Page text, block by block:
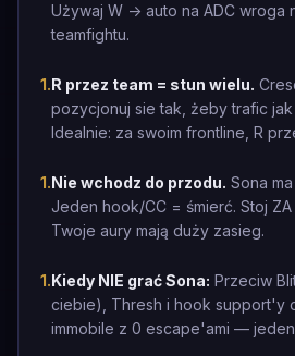
Używaj W -> auto na ADC wroga
teamfightu.
1.R przez team = stun wielu.
pozycjonuj sie tak, żeby trafic
Idealnie: za swoim frontline, R
1.Nie wchodz do przodu. Sona
Jeden hook/CC = śmierć. Stoj
Twoje aury mają duży zasieg.
1.Kiedy NIE grać Sona: Przeciw
ciebie), Thresh i hook support'y
immobile z 0 escape'ami —